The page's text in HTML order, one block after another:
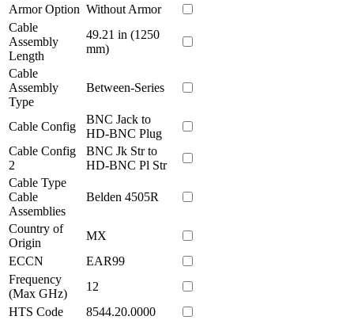
Armor Option Without Armor
Cable
Assembly
Length
49.21 in (1250
mm)
Cable
Assembly
Type
Between-Series
Cable Config
BNC Jack to
HD-BNC Plug
Cable Config
2
BNC Jk Str to
HD-BNC Pl Str
Cable Type
Cable
Assemblies
Belden 4505R
Country of
Origin
MX
ECCN
EAR99
Frequency
(Max GHz)
12
HTS Code
8544.20.0000